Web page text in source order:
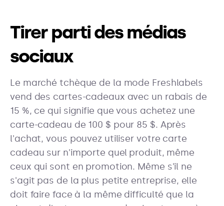
Tirer parti des médias
sociaux
Le marché tchèque de la mode Freshlabels
vend des cartes-cadeaux avec un rabais de
15 %, ce qui signifie que vous achetez une
carte-cadeau de 100 $ pour 85 $. Après
l'achat, vous pouvez utiliser votre carte
cadeau sur n'importe quel produit, même
ceux qui sont en promotion. Même s'il ne
s'agit pas de la plus petite entreprise, elle
doit faire face à la même difficulté que la